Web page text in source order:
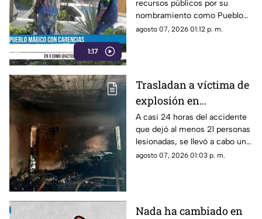
1:17
recursos públicos por su
nombramiento como Pueblo
Mágico, en el primer cuadro
agosto 07, 2026 01:12 p. m.
Trasladan a víctima de
explosión en
Cuernavaca a hospital
especializado
A casi 24 horas del accidente
que dejó al menos 21 personas
lesionadas, se llevó a cabo un
traslado aéreo de una de las
agosto 07, 2026 01:03 p. m.
Nada ha cambiado en